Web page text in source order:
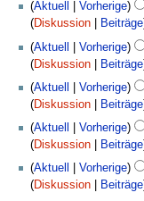
s
u
n
g
n
e
B
e
r
b
e
i
t
u
Aktuell
Vorherige
Diskussion
Beiträge
Aktuell
Vorherige
Diskussion
Beiträge
Aktuell
Vorherige
Diskussion
Beiträge
Aktuell
Vorherige
Diskussion
Beiträge
Aktuell
Vorherige
Diskussion
Beiträge